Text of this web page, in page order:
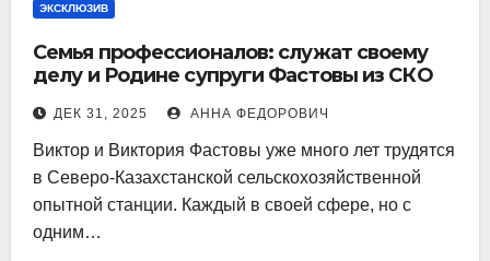
ЭКСКЛЮЗИВ
Семья профессионалов: служат своему
делу и Родине супруги Фастовы из СКО
ДЕК 31, 2025 АННА ФЕДОРОВИЧ
Виктор и Виктория Фастовы уже много лет трудятся
в Северо-Казахстанской сельскохозяйственной
опытной станции. Каждый в своей сфере, но с
одним…